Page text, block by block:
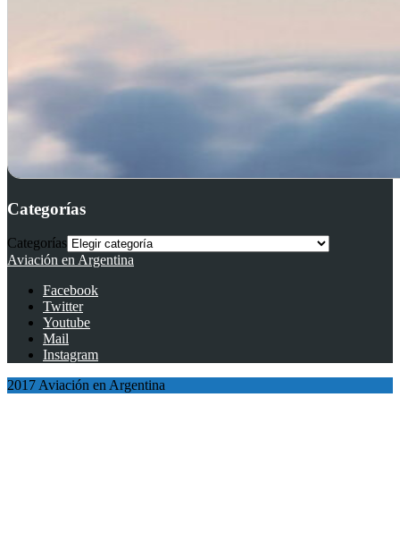
Categorías
Categorías
Aviación en Argentina
Facebook
Twitter
Youtube
Mail
Instagram
2017 Aviación en Argentina